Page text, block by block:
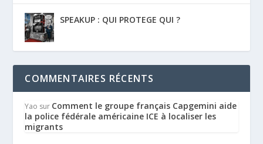
SPEAKUP : QUI PROTEGE QUI ?
COMMENTAIRES RÉCENTS
Yao sur Comment le groupe français Capgemini aide
la police fédérale américaine ICE à localiser les
migrants